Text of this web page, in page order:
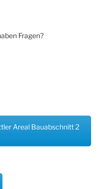
Fragen?
Areal Bauabschnitt 2